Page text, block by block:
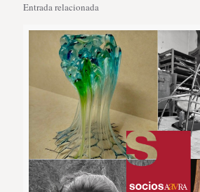
Entrada relacionada